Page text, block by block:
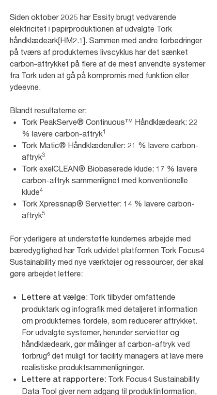
Siden oktober 2025 har Essity brugt vedvarende
elektricitet i papirproduktionen af udvalgte Tork
håndklædeark[HM2.1]. Sammen med andre forbedringer
på tværs af produkternes livscyklus har det sænket
carbon-aftrykket på flere af de mest anvendte systemer
fra Tork uden at gå på kompromis med funktion eller
ydeevne.
Blandt resultaterne er:
Tork PeakServe® Continuous™ Håndklædeark: 22
% lavere carbon-aftryk1
Tork Matic® Håndklæderuller: 21 % lavere carbon-
aftryk3
Tork exelCLEAN® Biobaserede klude: 17 % lavere
carbon-aftryk sammenlignet med konventionelle
klude4
Tork Xpressnap® Servietter: 14 % lavere carbon-
aftryk5
For yderligere at understøtte kundernes arbejde med
bæredygtighed har Tork udvidet platformen Tork Focus4
Sustainability med nye værktøjer og ressourcer, der skal
gøre arbejdet lettere:
Lettere at vælge: Tork tilbyder omfattende
produktark og infografik med detaljeret information
om produkternes fordele, som reducerer aftrykket.
For udvalgte systemer, herunder servietter og
håndklædeark, gør målinger af carbon-aftryk ved
forbrug⁶ det muligt for facility managers at lave mere
realistiske produktsammenligninger.
Lettere at rapportere: Tork Focus4 Sustainability
Data Tool giver nem adgang til produktinformation,